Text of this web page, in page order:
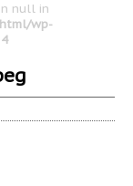
null in
wp-